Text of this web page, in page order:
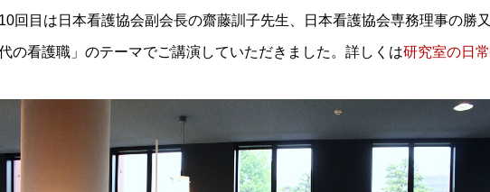
回目は日本看護協会副会長の齋藤訓子先生、日本看護協会専務理事の勝
の看護職」のテーマでご講演していただきました。詳しくは研究室の日